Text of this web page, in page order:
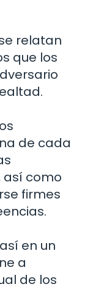
relatan
que los
de cada
así como
firmes
en un
a
de los